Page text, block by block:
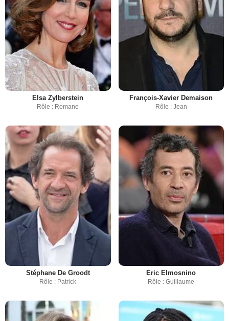
Elsa Zylberstein
Rôle : Romane
François-Xavier Demaison
Rôle : Jean
Stéphane De Groodt
Rôle : Patrick
Eric Elmosnino
Rôle : Guillaume